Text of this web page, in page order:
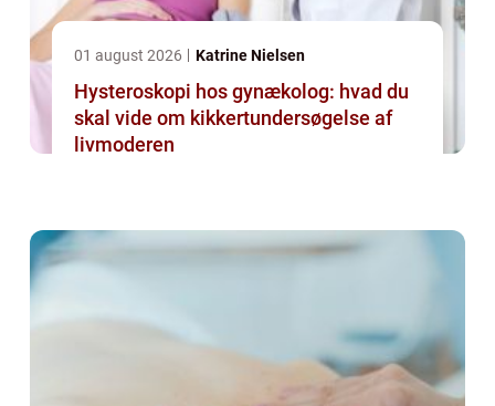
01 august 2026 Katrine Nielsen
Hysteroskopi hos gynækolog: hvad du
skal vide om kikkertundersøgelse af
livmoderen